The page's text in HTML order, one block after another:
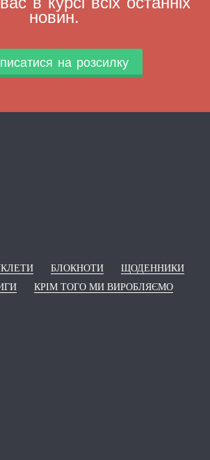
новин.
на розсилку
БЛОКНОТИ
ЩОДЕННИКИ
КРІМ ТОГО МИ ВИРОБЛЯЄМО